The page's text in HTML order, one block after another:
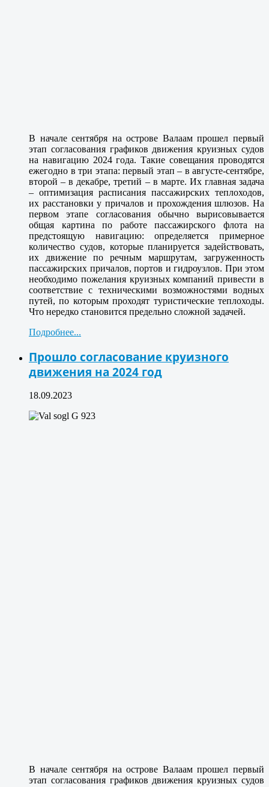
В начале сентября на острове Валаам прошел первый
этап согласования графиков движения круизных судов
на навигацию 2024 года. Такие совещания проводятся
ежегодно в три этапа: первый этап – в августе-сентябре,
второй – в декабре, третий – в марте. Их главная задача
– оптимизация расписания пассажирских теплоходов,
их расстановки у причалов и прохождения шлюзов. На
первом этапе согласования обычно вырисовывается
общая картина по работе пассажирского флота на
предстоящую навигацию: определяется примерное
количество судов, которые планируется задействовать,
их движение по речным маршрутам, загруженность
пассажирских причалов, портов и гидроузлов. При этом
необходимо пожелания круизных компаний привести в
соответствие с техническими возможностями водных
путей, по которым проходят туристические теплоходы.
Что нередко становится предельно сложной задачей.
Подробнее...
Прошло согласование круизного
движения на 2024 год
18.09.2023
В начале сентября на острове Валаам прошел первый
этап согласования графиков движения круизных судов